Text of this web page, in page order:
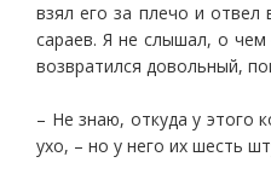
взял его за плечо и отвел
сараев. Я не слышал, о
возвратился довольный,
– Не знаю, откуда у этого
ухо, – но у него их шесть